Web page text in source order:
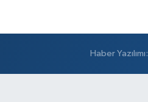
Haber Yazılımı: